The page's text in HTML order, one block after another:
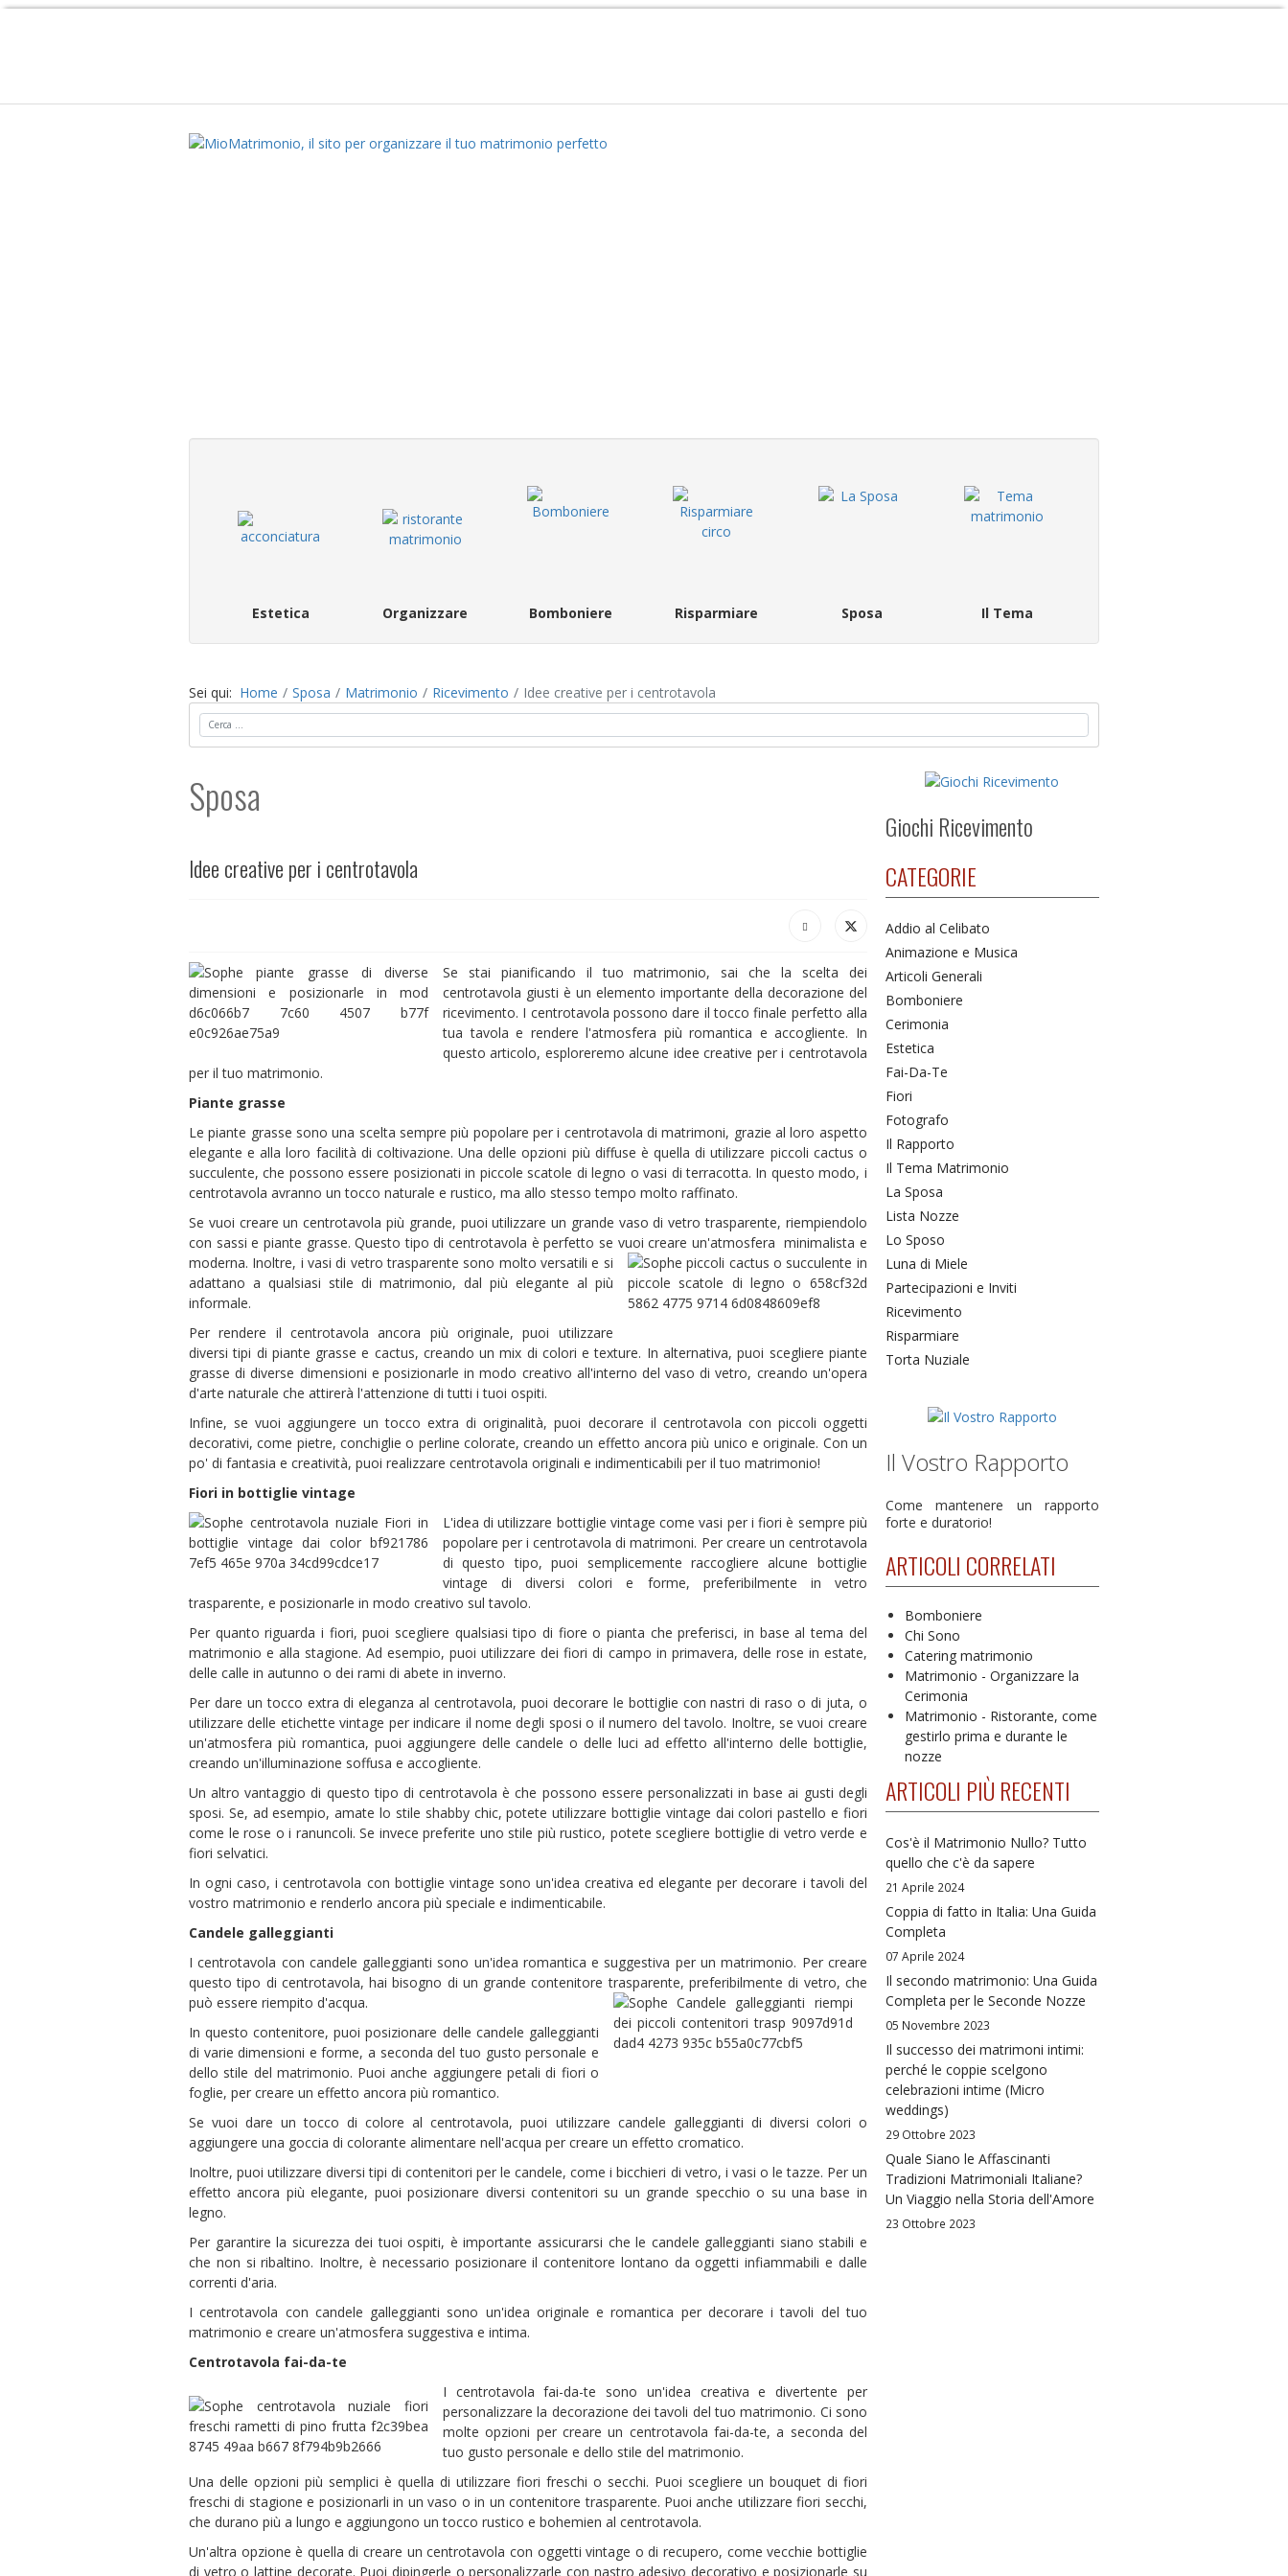
Estetica Organizzare Bomboniere Risparmiare Sposa Il Tema
Sei qui: Home Sposa Matrimonio Ricevimento
Idee creative per i centrotavola
Cerca
Sposa
Idee creative per i centrotavola
Se stai pianificando il tuo matrimonio, sai che la scelta dei
centrotavola giusti è un elemento importante della decorazione del
ricevimento. I centrotavola possono dare il tocco finale perfetto alla
tua tavola e rendere l'atmosfera più romantica e accogliente. In
questo articolo, esploreremo alcune idee creative per i centrotavola
per il tuo matrimonio.
Piante grasse
Le piante grasse sono una scelta sempre più popolare per i centrotavola di matrimoni, grazie al loro aspetto
elegante e alla loro facilità di coltivazione. Una delle opzioni più diffuse è quella di utilizzare piccoli cactus o
succulente, che possono essere posizionati in piccole scatole di legno o vasi di terracotta. In questo modo, i
centrotavola avranno un tocco naturale e rustico, ma allo stesso tempo molto raffinato.
Se vuoi creare un centrotavola più grande, puoi utilizzare un grande vaso di vetro trasparente, riempiendolo
con sassi e piante grasse. Questo tipo di centrotavola è perfetto se vuoi creare un'atmosfera minimalista e
moderna. Inoltre, i vasi di vetro trasparente sono molto versatili e si
adattano a qualsiasi stile di matrimonio, dal più elegante al più
informale.
Per rendere il centrotavola ancora più originale, puoi utilizzare
diversi tipi di piante grasse e cactus, creando un mix di colori e texture. In alternativa, puoi scegliere piante
grasse di diverse dimensioni e posizionarle in modo creativo all'interno del vaso di vetro, creando un'opera
d'arte naturale che attirerà l'attenzione di tutti i tuoi ospiti.
Infine, se vuoi aggiungere un tocco extra di originalità, puoi decorare il centrotavola con piccoli oggetti
decorativi, come pietre, conchiglie o perline colorate, creando un effetto ancora più unico e originale. Con un
po' di fantasia e creatività, puoi realizzare centrotavola originali e indimenticabili per il tuo matrimonio!
Fiori in bottiglie vintage
L'idea di utilizzare bottiglie vintage come vasi per i fiori è sempre più
popolare per i centrotavola di matrimoni. Per creare un centrotavola
di questo tipo, puoi semplicemente raccogliere alcune bottiglie
vintage di diversi colori e forme, preferibilmente in vetro
trasparente, e posizionarle in modo creativo sul tavolo.
Per quanto riguarda i fiori, puoi scegliere qualsiasi tipo di fiore o pianta che preferisci, in base al tema del
matrimonio e alla stagione. Ad esempio, puoi utilizzare dei fiori di campo in primavera, delle rose in estate,
delle calle in autunno o dei rami di abete in inverno.
Per dare un tocco extra di eleganza al centrotavola, puoi decorare le bottiglie con nastri di raso o di juta, o
utilizzare delle etichette vintage per indicare il nome degli sposi o il numero del tavolo. Inoltre, se vuoi creare
un'atmosfera più romantica, puoi aggiungere delle candele o delle luci ad effetto all'interno delle bottiglie,
creando un'illuminazione soffusa e accogliente.
Un altro vantaggio di questo tipo di centrotavola è che possono essere personalizzati in base ai gusti degli
sposi. Se, ad esempio, amate lo stile shabby chic, potete utilizzare bottiglie vintage dai colori pastello e fiori
come le rose o i ranuncoli. Se invece preferite uno stile più rustico, potete scegliere bottiglie di vetro verde e
fiori selvatici.
In ogni caso, i centrotavola con bottiglie vintage sono un'idea creativa ed elegante per decorare i tavoli del
vostro matrimonio e renderlo ancora più speciale e indimenticabile.
Candele galleggianti
I centrotavola con candele galleggianti sono un'idea romantica e suggestiva per un matrimonio. Per creare
questo tipo di centrotavola, hai bisogno di un grande contenitore trasparente, preferibilmente di vetro, che
può essere riempito d'acqua.
In questo contenitore, puoi posizionare delle candele galleggianti
di varie dimensioni e forme, a seconda del tuo gusto personale e
dello stile del matrimonio. Puoi anche aggiungere petali di fiori o
foglie, per creare un effetto ancora più romantico.
Se vuoi dare un tocco di colore al centrotavola, puoi utilizzare candele galleggianti di diversi colori o
aggiungere una goccia di colorante alimentare nell'acqua per creare un effetto cromatico.
Inoltre, puoi utilizzare diversi tipi di contenitori per le candele, come i bicchieri di vetro, i vasi o le tazze. Per un
effetto ancora più elegante, puoi posizionare diversi contenitori su un grande specchio o su una base in
legno.
Per garantire la sicurezza dei tuoi ospiti, è importante assicurarsi che le candele galleggianti siano stabili e
che non si ribaltino. Inoltre, è necessario posizionare il contenitore lontano da oggetti infiammabili e dalle
correnti d'aria.
I centrotavola con candele galleggianti sono un'idea originale e romantica per decorare i tavoli del tuo
matrimonio e creare un'atmosfera suggestiva e intima.
Centrotavola fai-da-te
I centrotavola fai-da-te sono un'idea creativa e divertente per
personalizzare la decorazione dei tavoli del tuo matrimonio. Ci sono
molte opzioni per creare un centrotavola fai-da-te, a seconda del
tuo gusto personale e dello stile del matrimonio.
Una delle opzioni più semplici è quella di utilizzare fiori freschi o secchi. Puoi scegliere un bouquet di fiori
freschi di stagione e posizionarli in un vaso o in un contenitore trasparente. Puoi anche utilizzare fiori secchi,
che durano più a lungo e aggiungono un tocco rustico e bohemien al centrotavola.
Un'altra opzione è quella di creare un centrotavola con oggetti vintage o di recupero, come vecchie bottiglie
di vetro o lattine decorate. Puoi dipingerle o personalizzarle con nastro adesivo decorativo e posizionarle su
Giochi Ricevimento
CATEGORIE
Addio al Celibato
Animazione e Musica
Articoli Generali
Bomboniere
Cerimonia
Estetica
Fai-Da-Te
Fiori
Fotografo
Il Rapporto
Il Tema Matrimonio
La Sposa
Lista Nozze
Lo Sposo
Luna di Miele
Partecipazioni e Inviti
Ricevimento
Risparmiare
Torta Nuziale
Il Vostro Rapporto
Come mantenere un rapporto
forte e duratorio!
ARTICOLI CORRELATI
Bomboniere
Chi Sono
Catering matrimonio
Matrimonio - Organizzare la
Cerimonia
Matrimonio - Ristorante, come
gestirlo prima e durante le
nozze
ARTICOLI PIÙ RECENTI
Cos'è il Matrimonio Nullo? Tutto
quello che c'è da sapere
21 Aprile 2024
Coppia di fatto in Italia: Una Guida
Completa
07 Aprile 2024
Il secondo matrimonio: Una Guida
Completa per le Seconde Nozze
05 Novembre 2023
Il successo dei matrimoni intimi:
perché le coppie scelgono
celebrazioni intime (Micro
weddings)
29 Ottobre 2023
Quale Siano le Affascinanti
Tradizioni Matrimoniali Italiane?
Un Viaggio nella Storia dell'Amore
23 Ottobre 2023